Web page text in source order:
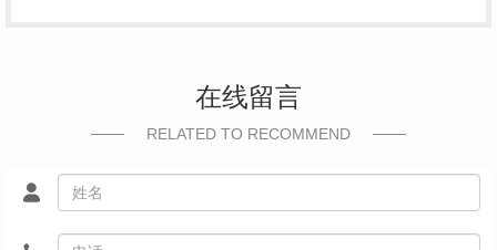
在线留言
RELATED TO RECOMMEND